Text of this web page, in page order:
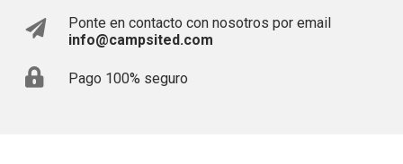
Ponte en contacto con nosotros por email
info@campsited.com
Pago 100% seguro